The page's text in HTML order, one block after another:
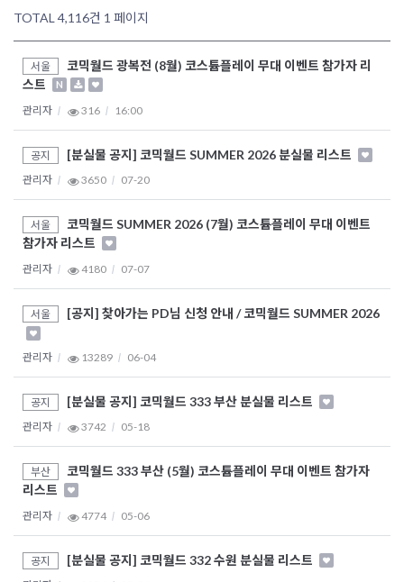
TOTAL 4,116건 1 페이지
서울
코믹월드 광복전 (8월) 코스튬플레이 무대 이벤트 참가자 리
스트
N
관리자 316 16:00
공지 [분실물 공지] 코믹월드 SUMMER 2026 분실물 리스트
관리자 3650 07-20
서울
코믹월드 SUMMER 2026 (7월) 코스튬플레이 무대 이벤트
참가자 리스트
관리자 4180 07-07
서울 [공지] 찾아가는 PD님 신청 안내 / 코믹월드 SUMMER 2026
관리자 13289 06-04
공지 [분실물 공지] 코믹월드 333 부산 분실물 리스트
관리자 3742 05-18
부산
코믹월드 333 부산 (5월) 코스튬플레이 무대 이벤트 참가자
리스트
관리자 4774 05-06
공지 [분실물 공지] 코믹월드 332 수원 분실물 리스트